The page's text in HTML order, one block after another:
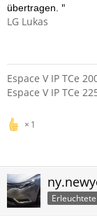
übertragen. "
LG Lukas
Espace V IP TCe
Espace V IP TCe
1